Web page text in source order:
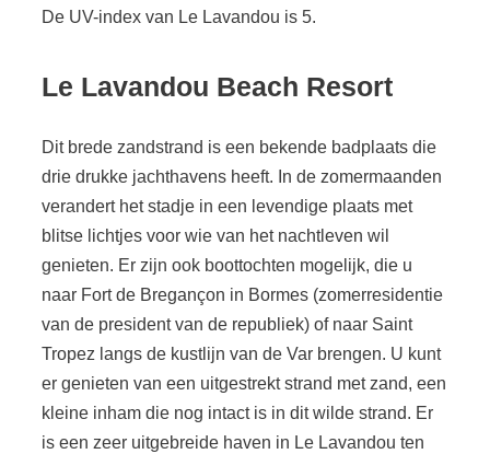
De UV-index van Le Lavandou is 5.
Le Lavandou Beach Resort
Dit brede zandstrand is een bekende badplaats die
drie drukke jachthavens heeft. In de zomermaanden
verandert het stadje in een levendige plaats met
blitse lichtjes voor wie van het nachtleven wil
genieten. Er zijn ook boottochten mogelijk, die u
naar Fort de Bregançon in Bormes (zomerresidentie
van de president van de republiek) of naar Saint
Tropez langs de kustlijn van de Var brengen. U kunt
er genieten van een uitgestrekt strand met zand, een
kleine inham die nog intact is in dit wilde strand. Er
is een zeer uitgebreide haven in Le Lavandou ten